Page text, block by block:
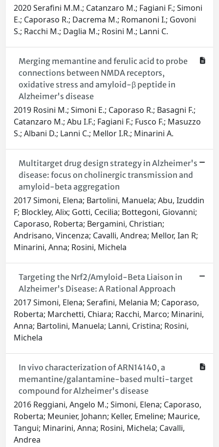
2020 Serafini M.M.; Catanzaro M.; Fagiani F.; Simoni
E.; Caporaso R.; Dacrema M.; Romanoni I.; Govoni
S.; Racchi M.; Daglia M.; Rosini M.; Lanni C.
Merging memantine and ferulic acid to probe
connections between NMDA receptors,
oxidative stress and amyloid-β peptide in
Alzheimer's disease
2019 Rosini M.; Simoni E.; Caporaso R.; Basagni F.;
Catanzaro M.; Abu I.F.; Fagiani F.; Fusco F.; Masuzzo
S.; Albani D.; Lanni C.; Mellor I.R.; Minarini A.
Multitarget drug design strategy in Alzheimer's
disease: focus on cholinergic transmission and
amyloid-beta aggregation
2017 Simoni, Elena; Bartolini, Manuela; Abu, Izuddin
F; Blockley, Alix; Gotti, Cecilia; Bottegoni, Giovanni;
Caporaso, Roberta; Bergamini, Christian;
Andrisano, Vincenza; Cavalli, Andrea; Mellor, Ian R;
Minarini, Anna; Rosini, Michela
Targeting the Nrf2/Amyloid-Beta Liaison in
Alzheimer's Disease: A Rational Approach
2017 Simoni, Elena; Serafini, Melania M; Caporaso,
Roberta; Marchetti, Chiara; Racchi, Marco; Minarini,
Anna; Bartolini, Manuela; Lanni, Cristina; Rosini,
Michela
In vivo characterization of ARN14140, a
memantine/galantamine-based multi-target
compound for Alzheimer's disease
2016 Reggiani, Angelo M.; Simoni, Elena; Caporaso,
Roberta; Meunier, Johann; Keller, Emeline; Maurice,
Tangui; Minarini, Anna; Rosini, Michela; Cavalli,
Andrea